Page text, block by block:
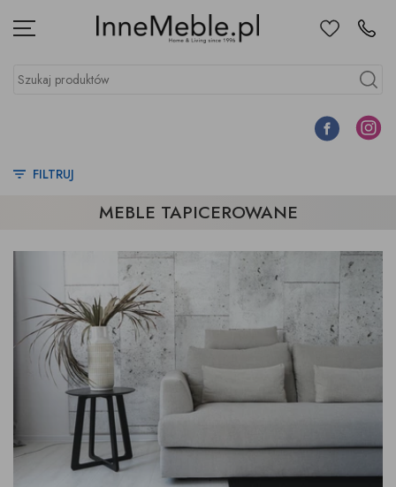
Menu UlubioneKontakt
Szukaj produktów
Szukaj
Facebook
FILTRUJ
MEBLE TAPICEROWANE